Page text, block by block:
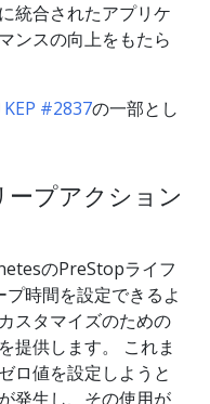
統合されたアプリケ
ンスの向上をもたら
KEP #2837の一部とし
プアクション
のPreStopライフ
時間を設定できるよ
スタマイズのための
提供します。 これま
ロ値を設定しようと
発生し、その使用が